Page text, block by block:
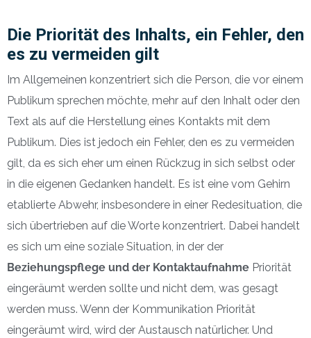
Die Priorität des Inhalts, ein Fehler, den
es zu vermeiden gilt
Im Allgemeinen konzentriert sich die Person, die vor einem
Publikum sprechen möchte, mehr auf den Inhalt oder den
Text als auf die Herstellung eines Kontakts mit dem
Publikum. Dies ist jedoch ein Fehler, den es zu vermeiden
gilt, da es sich eher um einen Rückzug in sich selbst oder
in die eigenen Gedanken handelt. Es ist eine vom Gehirn
etablierte Abwehr, insbesondere in einer Redesituation, die
sich übertrieben auf die Worte konzentriert. Dabei handelt
es sich um eine soziale Situation, in der der
Beziehungspflege und der Kontaktaufnahme Priorität
eingeräumt werden sollte und nicht dem, was gesagt
werden muss. Wenn der Kommunikation Priorität
eingeräumt wird, wird der Austausch natürlicher. Und